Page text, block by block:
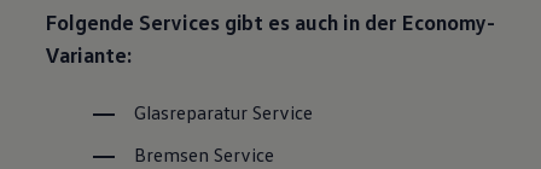
Folgende Services gibt es auch in der Economy-
Variante:
Glasreparatur Service
Bremsen Service